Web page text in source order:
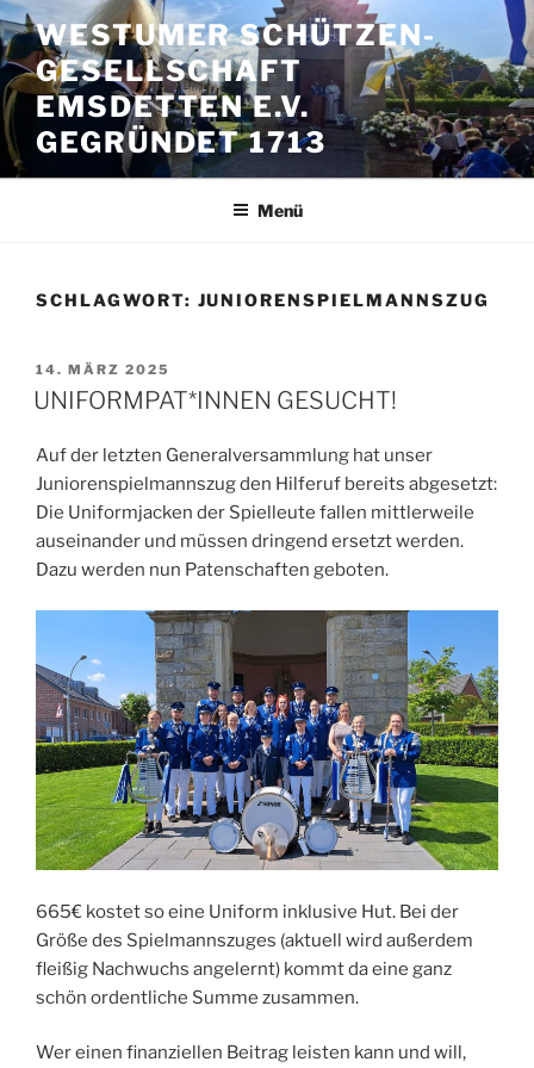
Zum
Inhalt
springen
WESTUMER SCHÜTZEN-
GESELLSCHAFT
EMSDETTEN E.V.
GEGRÜNDET 1713
Menü
SCHLAGWORT: JUNIORENSPIELMANNSZUG
VERÖFFENTLICHT
AM
14. MÄRZ 2025
UNIFORMPAT*INNEN GESUCHT!
Auf der letzten Generalversammlung hat unser
Juniorenspielmannszug den Hilferuf bereits abgesetzt:
Die Uniformjacken der Spielleute fallen mittlerweile
auseinander und müssen dringend ersetzt werden.
Dazu werden nun Patenschaften geboten.
665€ kostet so eine Uniform inklusive Hut. Bei der
Größe des Spielmannszuges (aktuell wird außerdem
fleißig Nachwuchs angelernt) kommt da eine ganz
schön ordentliche Summe zusammen.
Wer einen finanziellen Beitrag leisten kann und will,